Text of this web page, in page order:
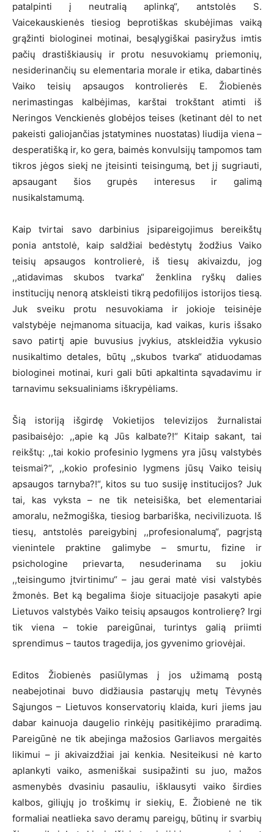
patalpinti į neutralią aplinką“, antstolės S.
Vaicekauskienės tiesiog beprotiškas skubėjimas vaiką
grąžinti biologinei motinai, besąlygiškai pasiryžus imtis
pačių drastiškiausių ir protu nesuvokiamų priemonių,
nesiderinančių su elementaria morale ir etika, dabartinės
Vaiko teisių apsaugos kontrolierės E. Žiobienės
nerimastingas kalbėjimas, karštai trokštant atimti iš
Neringos Venckienės globėjos teises (ketinant dėl to net
pakeisti galiojančias įstatymines nuostatas) liudija viena –
desperatišką ir, ko gera, baimės konvulsijų tampomos tam
tikros jėgos siekį ne įteisinti teisingumą, bet jį sugriauti,
apsaugant šios grupės interesus ir galimą
nusikalstamumą.
Kaip tvirtai savo darbinius įsipareigojimus bereikštų
ponia antstolė, kaip saldžiai bedėstytų žodžius Vaiko
teisių apsaugos kontrolierė, iš tiesų akivaizdu, jog
,,atidavimas skubos tvarka“ ženklina ryškų dalies
institucijų nenorą atskleisti tikrą pedofilijos istorijos tiesą.
Juk sveiku protu nesuvokiama ir jokioje teisinėje
valstybėje neįmanoma situacija, kad vaikas, kuris išsako
savo patirtį apie buvusius įvykius, atskleidžia vykusio
nusikaltimo detales, būtų ,,skubos tvarka“ atiduodamas
biologinei motinai, kuri gali būti apkaltinta sąvadavimu ir
tarnavimu seksualiniams iškrypėliams.
Šią istoriją išgirdę Vokietijos televizijos žurnalistai
pasibaisėjo: ,,apie ką Jūs kalbate?!“ Kitaip sakant, tai
reikštų: ,,tai kokio profesinio lygmens yra jūsų valstybės
teismai?“, ,,kokio profesinio lygmens jūsų Vaiko teisių
apsaugos tarnyba?!“, kitos su tuo susiję institucijos? Juk
tai, kas vyksta – ne tik neteisiška, bet elementariai
amoralu, nežmogiška, tiesiog barbariška, necivilizuota. Iš
tiesų, antstolės pareigybinį ,,profesionalumą“, pagrįstą
vienintele praktine galimybe – smurtu, fizine ir
psichologine prievarta, nesuderinama su jokiu
,,teisingumo įtvirtinimu“ – jau gerai matė visi valstybės
žmonės. Bet ką begalima šioje situacijoje pasakyti apie
Lietuvos valstybės Vaiko teisių apsaugos kontrolierę? Irgi
tik viena – tokie pareigūnai, turintys galią priimti
sprendimus – tautos tragedija, jos gyvenimo griovėjai.
Editos Žiobienės pasiūlymas į jos užimamą postą
neabejotinai buvo didžiausia pastarųjų metų Tėvynės
Sąjungos – Lietuvos konservatorių klaida, kuri jiems jau
dabar kainuoja daugelio rinkėjų pasitikėjimo praradimą.
Pareigūnė ne tik abejinga mažosios Garliavos mergaitės
likimui – ji akivaizdžiai jai kenkia. Nesiteikusi nė karto
aplankyti vaiko, asmeniškai susipažinti su juo, mažos
asmenybės dvasiniu pasauliu, išklausyti vaiko širdies
kalbos, giliųjų jo troškimų ir siekių, E. Žiobienė ne tik
formaliai neatlieka savo deramų pareigų, būtinų ir svarbių